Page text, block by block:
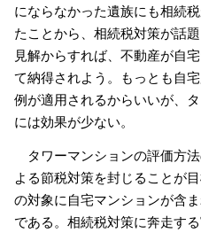
にならなかった遺族にも相続
たことから、相続税対策が話
見解からすれば、不動産が自
て納得されよう。もっとも自
例が適用されるからいいが、
には効果が少ない。
タワーマンションの評価方
よる節税対策を封じることが
の対象に自宅マンションが含
である。相続税対策に奔走す